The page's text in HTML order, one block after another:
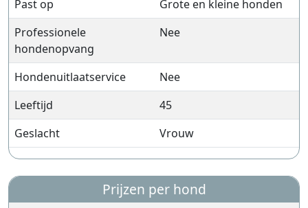
Past op
Grote en kleine honden
Professionele
hondenopvang
Nee
Hondenuitlaatservice
Nee
Leeftijd
45
Geslacht
Vrouw
Prijzen per hond